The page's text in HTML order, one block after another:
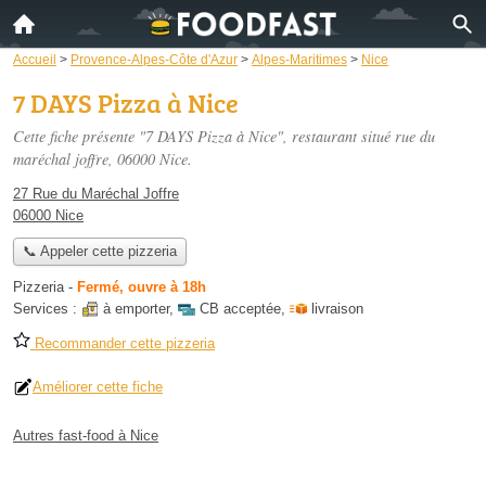
Accueil > Provence-Alpes-Côte d'Azur > Alpes-Maritimes > Nice
7 DAYS Pizza à Nice
Cette fiche présente "7 DAYS Pizza à Nice", restaurant situé rue du
maréchal joffre, 06000 Nice.
27 Rue du Maréchal Joffre
06000 Nice
📞 Appeler cette pizzeria
Pizzeria- Fermé, ouvre à 18h
Services :
à emporter, CB acceptée, livraison
Recommander cette pizzeria
Améliorer cette fiche
Autres fast-food à Nice